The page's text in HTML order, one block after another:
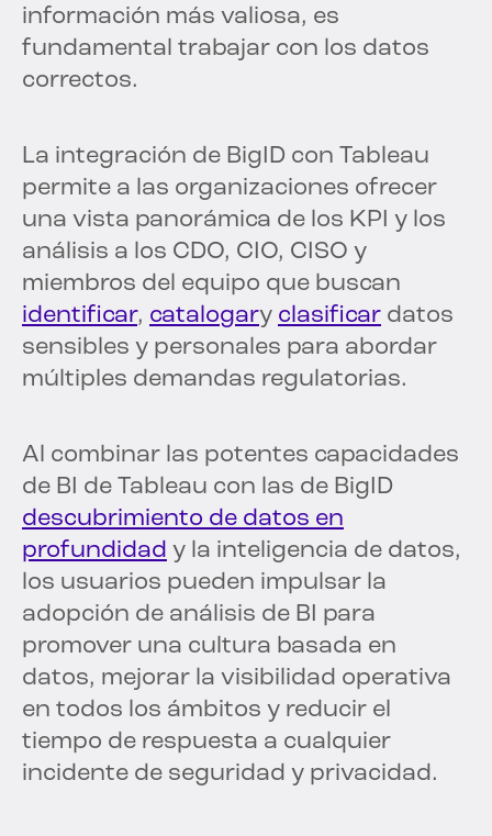
información más valiosa, es
fundamental trabajar con los datos
correctos.
La integración de BigID con Tableau
permite a las organizaciones ofrecer
una vista panorámica de los KPI y los
análisis a los CDO, CIO, CISO y
miembros del equipo que buscan
identificar, catalogary clasificar datos
sensibles y personales para abordar
múltiples demandas regulatorias.
Al combinar las potentes capacidades
de BI de Tableau con las de BigID
descubrimiento de datos en
profundidad y la inteligencia de datos,
los usuarios pueden impulsar la
adopción de análisis de BI para
promover una cultura basada en
datos, mejorar la visibilidad operativa
en todos los ámbitos y reducir el
tiempo de respuesta a cualquier
incidente de seguridad y privacidad.